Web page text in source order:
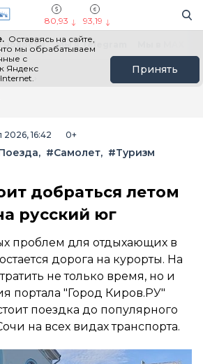
80,93 93,19
Оставаясь на сайте,
мы обрабатываем
с
Яндекс
Принять
новости Мы в Telegram
16:42 0+
#Самолет #Туризм
добраться летом
русский юг
проблем для отдыхающих в
дорога на курорты. На
не только время, но и
портала "Город Киров.РУ"
поездка до популярного
на всех видах транспорта.